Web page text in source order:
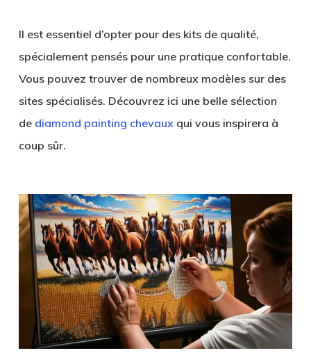
Il est essentiel d’opter pour des kits de qualité,
spécialement pensés pour une pratique confortable.
Vous pouvez trouver de nombreux modèles sur des
sites spécialisés. Découvrez ici une belle sélection
de diamond painting chevauxqui vous inspirera à
coup sûr.